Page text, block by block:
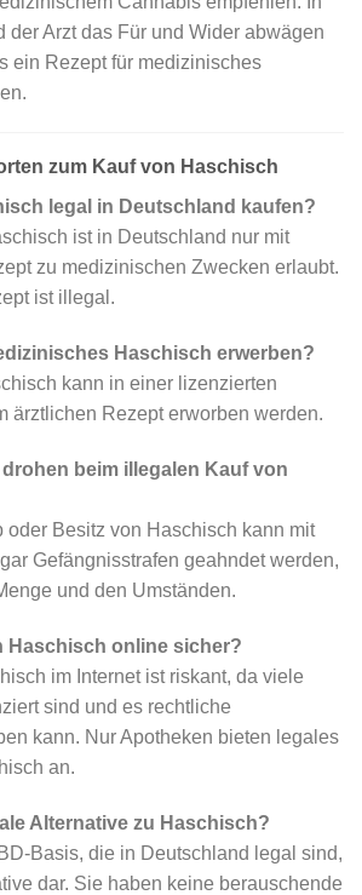
der Arzt das Für und Wider abwägen
ein Rezept für medizinisches
zum Kauf von Haschisch
legal in Deutschland kaufen?
ist in Deutschland nur mit
zu medizinischen Zwecken erlaubt.
ist illegal.
Haschisch erwerben?
kann in einer lizenzierten
ärztlichen Rezept erworben werden.
beim illegalen Kauf von
oder Besitz von Haschisch kann mit
Gefängnisstrafen geahndet werden,
und den Umständen.
Haschisch online sicher?
im Internet ist riskant, da viele
sind und es rechtliche
kann. Nur Apotheken bieten legales
an.
Alternative zu Haschisch?
Basis, die in Deutschland legal sind,
dar. Sie haben keine berauschende